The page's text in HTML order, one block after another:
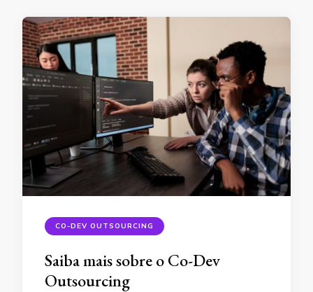
CO-DEV OUTSOURCING
Saiba mais sobre o Co-Dev
Outsourcing